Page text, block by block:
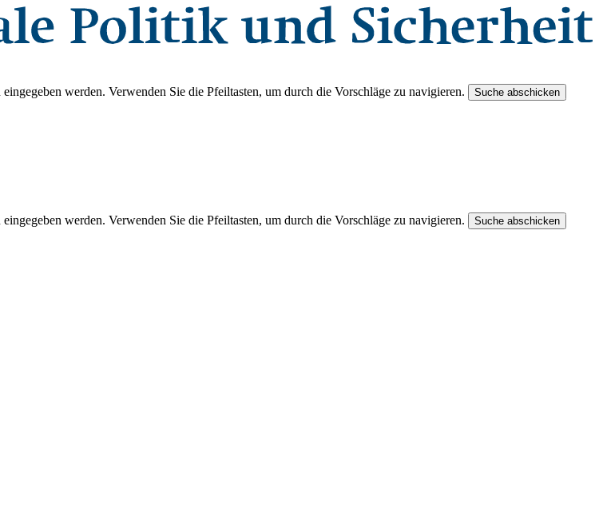
werden. Verwenden Sie die Pfeiltasten, um durch die Vorschläge zu navigieren. Suche abschicken
werden. Verwenden Sie die Pfeiltasten, um durch die Vorschläge zu navigieren. Suche abschicken